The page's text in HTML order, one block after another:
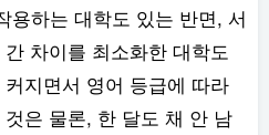
용하는 대학도 있는 반면, 서
차이를 최소화한 대학도
지면서 영어 등급에 따라
은 물론, 한 달도 채 안 남